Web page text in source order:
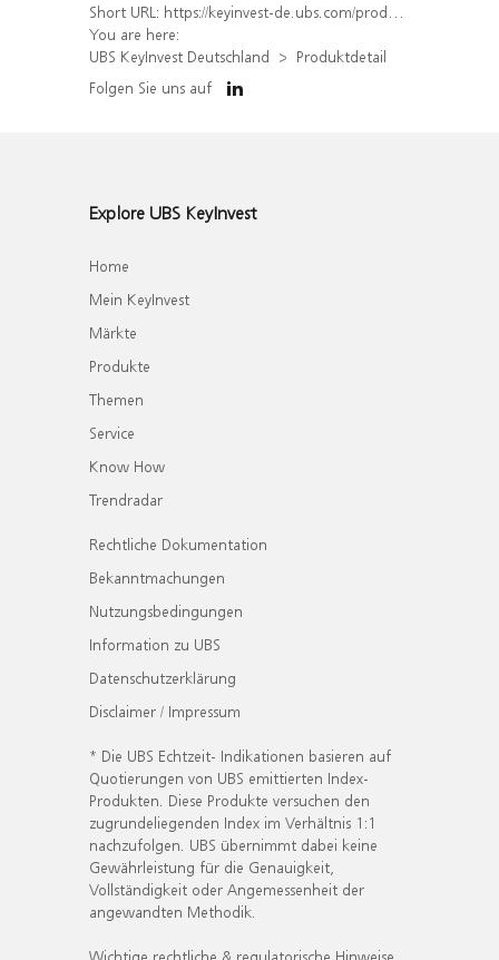
Short URL: https://keyinvest-de.ubs.com/produkt/detail/index/isin/DE000WA56LD2
You are here:
UBS KeyInvest Deutschland
Produktdetail
Folgen Sie uns auf
Explore UBS KeyInvest
Home
Mein KeyInvest
Märkte
Produkte
Themen
Service
Know How
Trendradar
Rechtliche Dokumentation
Bekanntmachungen
Nutzungsbedingungen
Information zu UBS
Datenschutzerklärung
Disclaimer / Impressum
* Die UBS Echtzeit- Indikationen basieren auf
Quotierungen von UBS emittierten Index-
Produkten. Diese Produkte versuchen den
zugrundeliegenden Index im Verhältnis 1:1
nachzufolgen. UBS übernimmt dabei keine
Gewährleistung für die Genauigkeit,
Vollständigkeit oder Angemessenheit der
angewandten Methodik.